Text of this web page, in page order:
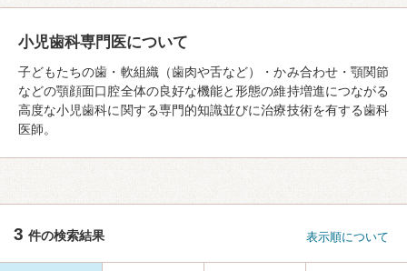
小児歯科専門医について
子どもたちの歯・軟組織（歯肉や舌など）・かみ合わせ・顎関節
などの顎顔面口腔全体の良好な機能と形態の維持増進につながる
高度な小児歯科に関する専門的知識並びに治療技術を有する歯科
医師。
3 件の検索結果 表示順について